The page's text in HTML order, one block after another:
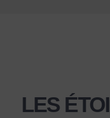
LES